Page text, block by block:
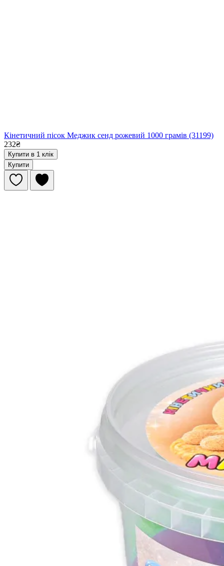
Кінетичний пісок Меджик сенд рожевий 1000 грамів (31199)
232₴
Купити в 1 клік
Купити